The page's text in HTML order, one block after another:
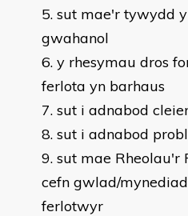
sut mae'r tywydd
gwahanol
y rhesymau dros
ferlota yn barhaus
sut i adnabod
sut i adnabod
sut mae Rheolau'r
cefn gwlad/
ferlotwyr